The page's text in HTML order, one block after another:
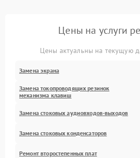
Цены на услуги
Цены актуальны на текущую
Замена экрана
Замена токопроводящих резинок
механизма клавиш
Замена стоковых аудиовходов-выходов
Замена стоковых конденсаторов
Ремонт второстепенных плат